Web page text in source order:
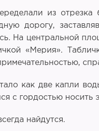
из
дорогу,
На центральной
«Мерия».
как две капли
с гордостью носить
найдутся.